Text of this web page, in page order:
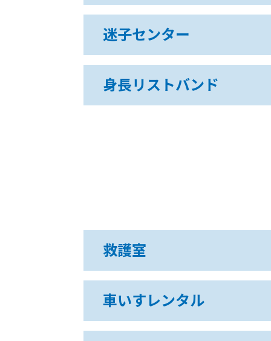
迷子センター
身長リストバンド
救護室
車いすレンタル